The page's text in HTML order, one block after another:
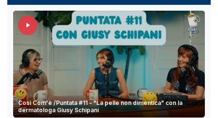
Così Com'è /Puntata #11 - "La pelle non dimentica" con la
dermatologa Giusy Schipani